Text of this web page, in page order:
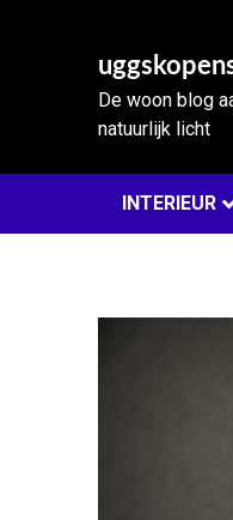
De woon blog
natuurlijk licht
INTERIEUR